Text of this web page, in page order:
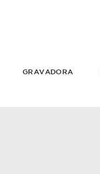
GRAVADORA